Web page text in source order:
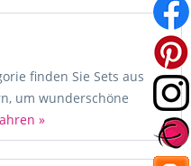
finden Sie Sets aus
um wunderschöne
»